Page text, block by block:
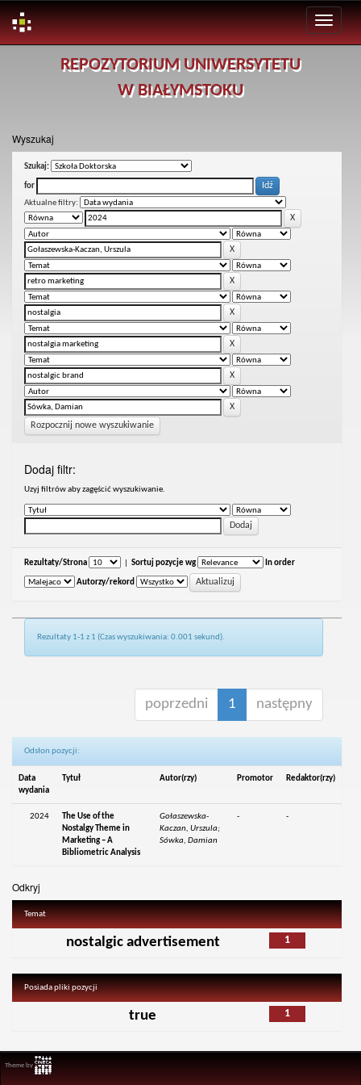
REPOZYTORIUM UNIWERSYTETU
W BIAŁYMSTOKU
Wyszukaj
Szukaj:
for
Aktualne filtry:
Rozpocznij nowe wyszukiwanie
Dodaj filtr:
Uzyj filtrów aby zagęścić wyszukiwanie.
Rezultaty/Strona Sortuj pozycje wg In order
Autorzy/rekord
Rezultaty 1-1 z 1 (Czas wyszukiwania: 0.001 sekund).
poprzedni 1 następny
Odsłon pozycji:
Data
wydania
Tytuł Autor(rzy) Promotor Redaktor(rzy)
2024
The Use of the
Nostalgy Theme in
Marketing – A
Bibliometric Analysis
Gołaszewska-
Kaczan, Urszula;
Sówka, Damian
- -
Odkryj
Temat
1
nostalgic advertisement
Posiada pliki pozycji
1
true
Theme by